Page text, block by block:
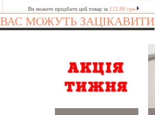
Ви можете придбати цей товар за 112.80 грн
ВАС МОЖУТЬ ЗАЦІКАВИТИ